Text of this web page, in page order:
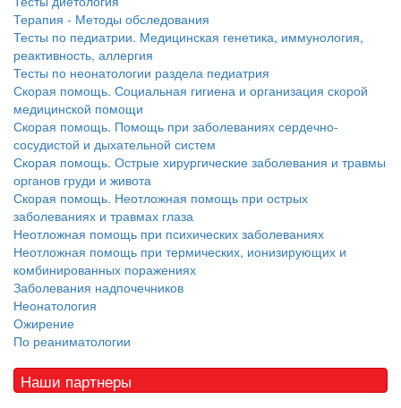
Терапия - Методы обследования
Тесты по педиатрии. Медицинская генетика, иммунология,
реактивность, аллергия
Тесты по неонатологии раздела педиатрия
Скорая помощь. Социальная гигиена и организация скорой
медицинской помощи
Скорая помощь. Помощь при заболеваниях сердечно-
сосудистой и дыхательной систем
Скорая помощь. Острые хирургические заболевания и травмы
органов груди и живота
Скорая помощь. Неотложная помощь при острых
заболеваниях и травмах глаза
Неотложная помощь при психических заболеваниях
Неотложная помощь при термических, ионизирующих и
комбинированных поражениях
Заболевания надпочечников
Неонатология
Ожирение
По реаниматологии
Наши партнеры